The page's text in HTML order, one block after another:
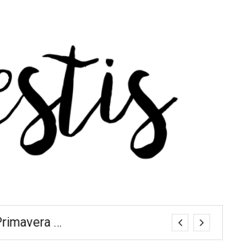
Crónica del Primavera Sound Porto 2026